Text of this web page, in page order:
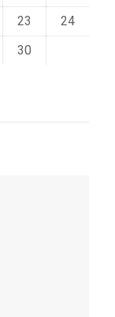
23
24
30